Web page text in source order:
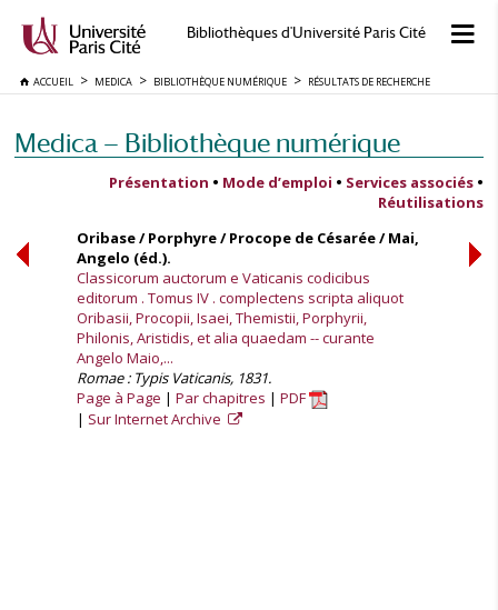
Bibliothèques d'Université Paris Cité
ACCUEIL MEDICA BIBLIOTHÈQUE NUMÉRIQUE RÉSULTATS DE RECHERCHE
Medica — Bibliothèque numérique
Présentation • Mode d’emploi • Services associés •
Réutilisations
Oribase / Porphyre / Procope de Césarée / Mai,
Angelo (éd.).
Classicorum auctorum e Vaticanis codicibus
editorum . Tomus IV . complectens scripta aliquot
Oribasii, Procopii, Isaei, Themistii, Porphyrii,
Philonis, Aristidis, et alia quaedam -- curante
Angelo Maio,...
Romae : Typis Vaticanis, 1831.
Page à Page
Par chapitres
PDF
Sur Internet Archive